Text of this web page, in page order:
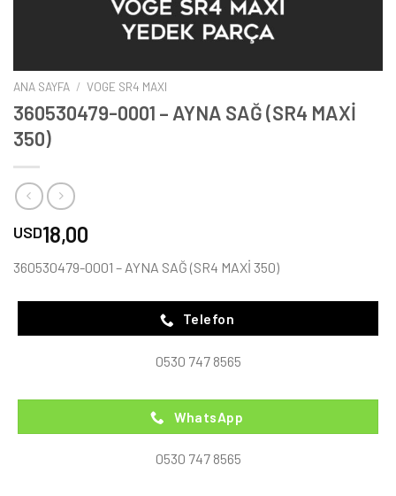
ANA SAYFA / VOGE SR4 MAXI
360530479-0001 – AYNA SAĞ (SR4 MAXİ
350)
USD18,00
360530479-0001 – AYNA SAĞ (SR4 MAXİ 350)
Telefon
0530 747 8565
WhatsApp
0530 747 8565